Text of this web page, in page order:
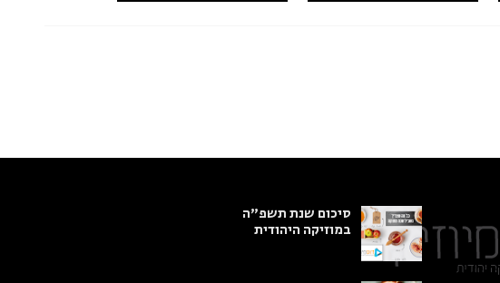
סיכום שנת תשפ"ה
במוזיקה היהודית